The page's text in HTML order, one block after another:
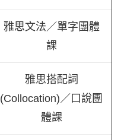
雅思文法／單字團體
課
雅思搭配詞
(Collocation)／口說團
體課